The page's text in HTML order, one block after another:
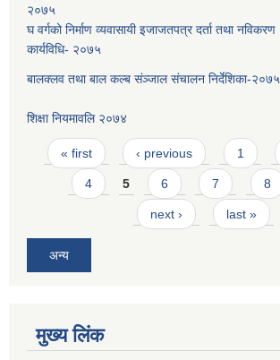
२०७५
घ वर्गको निर्माण व्यवासायी इजाजतपत्र दर्ता तथा नविकरण
कार्यविधि- २०७५
बालक्लव तथा बाल कल्ब संञ्जाल संचालन निर्देशिका-२०७५
शिक्षा नियमावलि २०७४
Pages
« first ‹ previous 1
4 5 6 7 8
next › last »
अन्य
मुख्य लिंक